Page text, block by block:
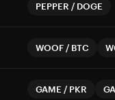
PEPPER / DOGE
WOOF / BTC
GAME / PKR